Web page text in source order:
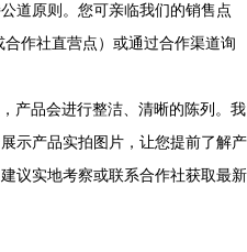
道原则。您可亲临我们的销售点
合作社直营点）或通过合作渠道询
产品会进行整洁、清晰的陈列。我
示产品实拍图片，让您提前了解产
议实地考察或联系合作社获取最新